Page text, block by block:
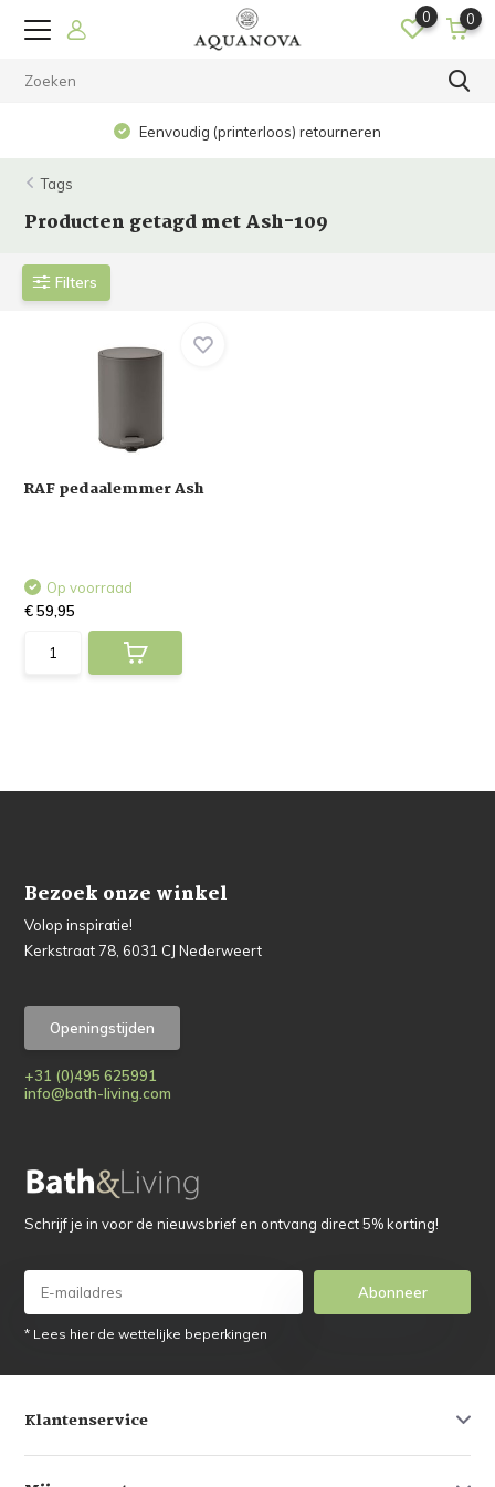
0 0
Eenvoudig (printerloos) retourneren
Tags
Producten getagd met Ash-109
Filters
RAF pedaalemmer Ash
Op voorraad
€ 59,95
Bezoek onze winkel
Volop inspiratie!
Kerkstraat 78, 6031 CJ Nederweert
Openingstijden
+31 (0)495 625991
info@bath-living.com
Schrijf je in voor de nieuwsbrief en ontvang direct 5% korting!
Abonneer
* Lees hier de wettelijke beperkingen
Klantenservice